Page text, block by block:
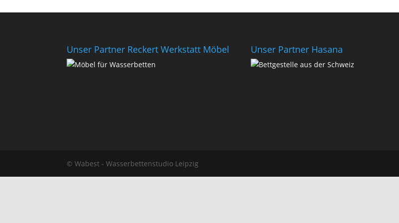
Unser Partner Reckert Werkstatt Möbel Unser Partner Hasana
© Wabest - Wasserbettenstudio Leipzig